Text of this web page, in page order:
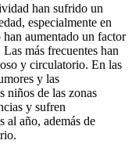
han sufrido un
especialmente en
aumentado un factor
más frecuentes han
y circulatorio. En las
y las
niños de las zonas
y sufren
al año, además de